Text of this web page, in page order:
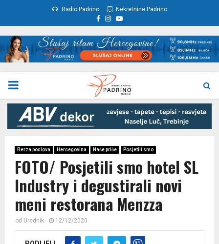
Radio Padrino Nekretnine Padrino
Facebook
Instagram
Youtube
PRIMARY
MENU
Berza poslova Hercegovina Naše priče Posjetili smo
FOTO/ Posjetili smo hotel SL
Industry i degustirali novi
meni restorana Menzza
od Urednik 12/12/2020